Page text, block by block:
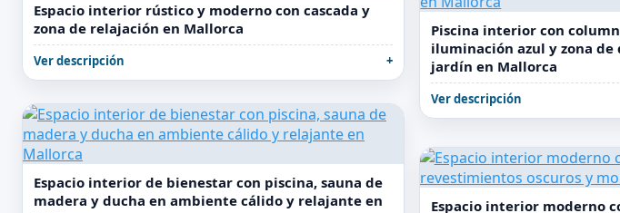
Espacio interior rústico y moderno con cascada y
zona de relajación en Mallorca
Ver descripción
Piscina interior con
iluminación azul y zona de
jardín en Mallorca
Ver descripción
Espacio interior de bienestar con piscina, sauna de
madera y ducha en ambiente cálido y relajante en
Espacio interior moderno